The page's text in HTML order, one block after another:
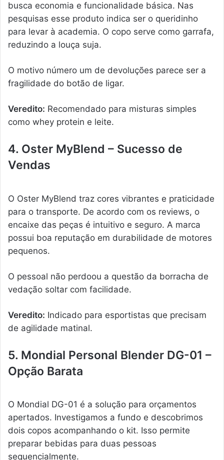
busca economia e funcionalidade básica. Nas
pesquisas esse produto indica ser o queridinho
para levar à academia. O copo serve como garrafa,
reduzindo a louça suja.
O motivo número um de devoluções parece ser a
fragilidade do botão de ligar.
Veredito: Recomendado para misturas simples
como whey protein e leite.
4. Oster MyBlend – Sucesso de
Vendas
O Oster MyBlend traz cores vibrantes e praticidade
para o transporte. De acordo com os reviews, o
encaixe das peças é intuitivo e seguro. A marca
possui boa reputação em durabilidade de motores
pequenos.
O pessoal não perdoou a questão da borracha de
vedação soltar com facilidade.
Veredito: Indicado para esportistas que precisam
de agilidade matinal.
5. Mondial Personal Blender DG-01 –
Opção Barata
O Mondial DG-01 é a solução para orçamentos
apertados. Investigamos a fundo e descobrimos
dois copos acompanhando o kit. Isso permite
preparar bebidas para duas pessoas
sequencialmente.